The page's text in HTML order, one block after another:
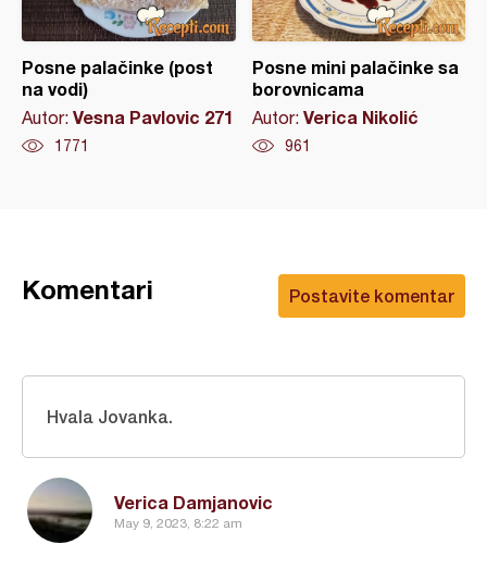
Posne palačinke (post
na vodi)
Autor: Vesna Pavlovic 271
1771
Posne mini palačinke sa
borovnicama
Autor: Verica Nikolić
961
Postavite komentar
Komentari
Verica Damjanovic
May 9, 2023, 8:22 am
Hvala Jovanka.